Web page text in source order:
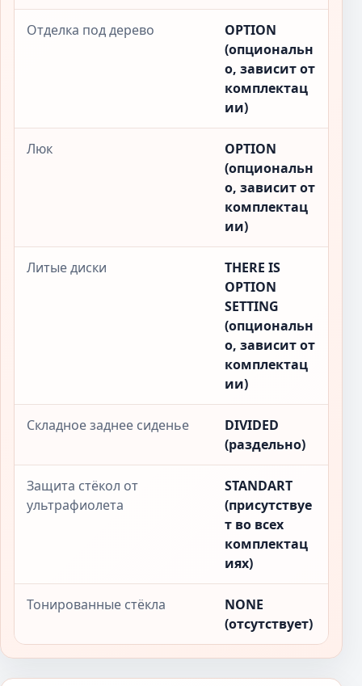
Отделка под дерево
OPTION
(опциональн
о, зависит от
комплектац
ии)
Люк
OPTION
(опциональн
о, зависит от
комплектац
ии)
Литые диски
THERE IS
OPTION
SETTING
(опциональн
о, зависит от
комплектац
ии)
Складное заднее сиденье
DIVIDED
(раздельно)
Защита стёкол от
ультрафиолета
STANDART
(присутствуе
т во всех
комплектац
иях)
Тонированные стёкла
NONE
(отсутствует)